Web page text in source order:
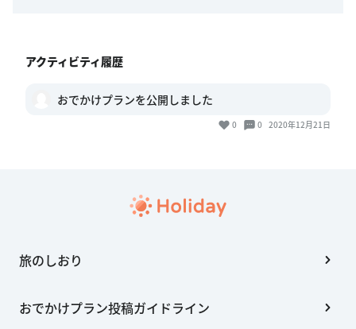
アクティビティ履歴
おでかけプランを公開しました
0 0 2020年12月21日
旅のしおり
おでかけプラン投稿ガイドライン